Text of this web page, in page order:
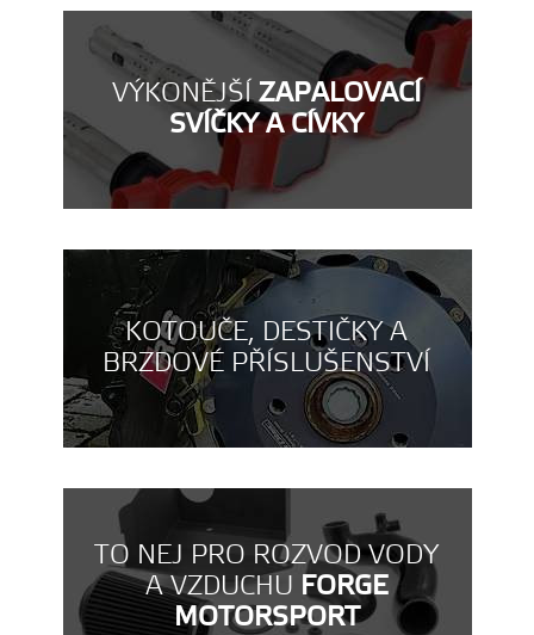
VÝKONĚJŠÍZAPALOVACÍ
SVÍČKY A CÍVKY
KOTOUČE, DESTIČKY A
BRZDOVÉ PŘÍSLUŠENSTVÍ
TO NEJ PRO ROZVOD VODY
A VZDUCHU FORGE
MOTORSPORT